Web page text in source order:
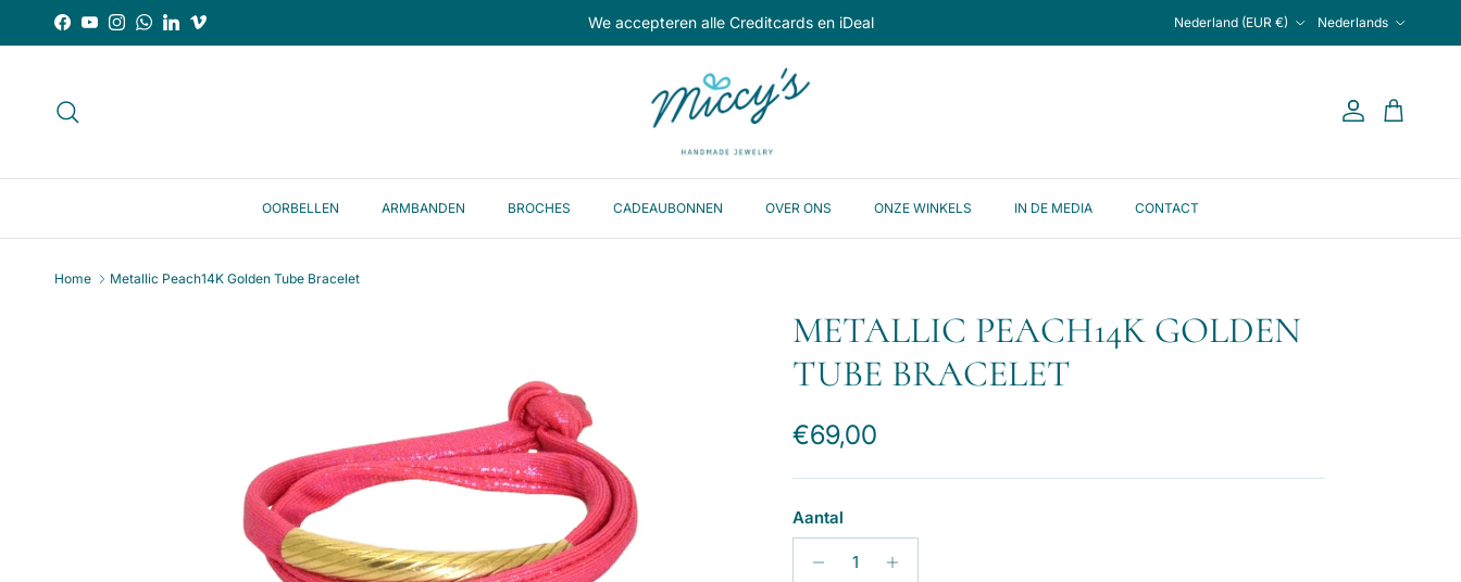
Ga naar inhoud
Facebook
YouTubeInstagram
WhatsApp
LinkedInVimeo We accepteren alle Creditcards en iDeal Nederland (EUR €) Nederlands
Account
OORBELLEN ARMBANDEN BROCHES CADEAUBONNEN OVER ONS ONZE WINKELS IN DE MEDIA CONTACT
Home Metallic Peach14K Golden Tube Bracelet
METALLIC PEACH14K GOLDEN
TUBE BRACELET
Reguliere prijs
€69,00
Aantal